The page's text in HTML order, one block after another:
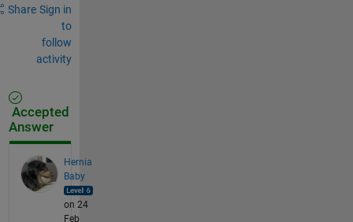
Share Sign in
to
follow
activity
Accepted
Answer
Hernia
Baby
on 24
Feb